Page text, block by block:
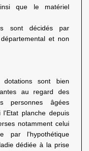
que le matériel
sont décidés par
et non
sont bien
au regard des
personnes âgées
l'Etat planche depuis
notamment celui
par l'hypothétique
dédiée à la prise